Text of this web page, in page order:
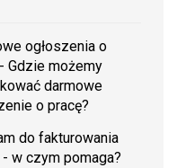
ogłoszenia o
Gdzie możemy
darmowe
o pracę?
do fakturowania
w czym pomaga?